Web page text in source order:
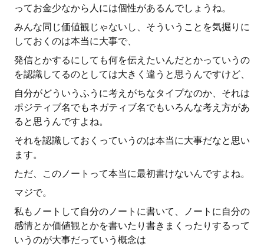
ってお金少なから人には個性があるんでしょうね。
みんな同じ価値観じゃないし、そういうことを気掘りに
しておくのは本当に大事で、
発信とかするにしても何を伝えたいんだとかっていうの
を認識してるのとしては大きく違うと思うんですけど、
自分がどういうふうに考えがちなタイプなのか、それは
ポジティブ名でもネガティブ名でもいろんな考え方があ
ると思うんですよね。
それを認識しておくっていうのは本当に大事だなと思い
ます。
ただ、このノートって本当に最初書けないんですよね。
マジで。
私もノートして自分のノートに書いて、ノートに自分の
感情とか価値観とかを書いたり書きまくったりするって
いうのが大事だっていう概念は